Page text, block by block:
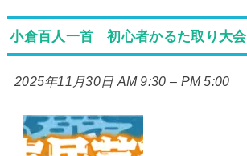
小倉百人一首 初心者かるた取り大会
2025年11月30日 AM 9:30 – PM 5:00